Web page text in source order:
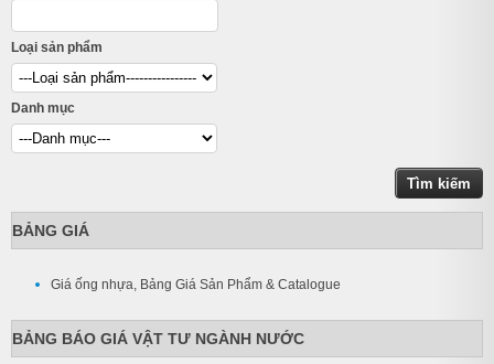
Loại sản phẩm
Danh mục
BẢNG GIÁ
Giá ống nhựa, Bảng Giá Sản Phẩm & Catalogue
BẢNG BÁO GIÁ VẬT TƯ NGÀNH NƯỚC